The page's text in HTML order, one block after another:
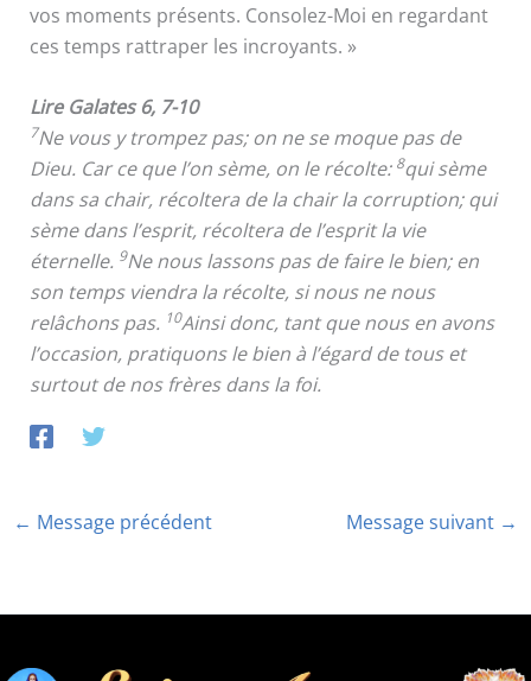
vos moments présents. Consolez-Moi en regardant
ces temps rattraper les incroyants. »
Lire Galates 6, 7-10
7Ne vous y trompez pas; on ne se moque pas de
Dieu. Car ce que l’on sème, on le récolte: 8qui sème
dans sa chair, récoltera de la chair la corruption; qui
sème dans l’esprit, récoltera de l’esprit la vie
éternelle. 9Ne nous lassons pas de faire le bien; en
son temps viendra la récolte, si nous ne nous
relâchons pas. 10Ainsi donc, tant que nous en avons
l’occasion, pratiquons le bien à l’égard de tous et
surtout de nos frères dans la foi.
← Message précédent Message suivant →